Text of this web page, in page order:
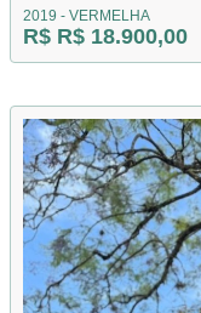
2019 - VERMELHA
R$ R$ 18.900,00